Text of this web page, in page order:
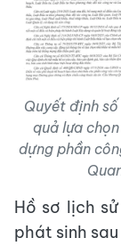
Quyết định
quả lựa
dựng phần
Hồ sơ lịch
phát sinh